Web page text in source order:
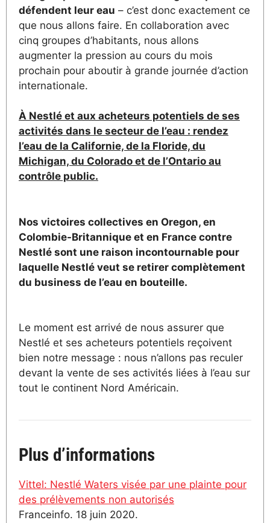
défendent leur eau – c’est donc exactement ce
que nous allons faire. En collaboration avec
cinq groupes d’habitants, nous allons
augmenter la pression au cours du mois
prochain pour aboutir à grande journée d’action
internationale.
À Nestlé et aux acheteurs potentiels de ses
activités dans le secteur de l’eau : rendez
l’eau de la Californie, de la Floride, du
Michigan, du Colorado et de l’Ontario au
contrôle public.
Nos victoires collectives en Oregon, en
Colombie-Britannique et en France contre
Nestlé sont une raison incontournable pour
laquelle Nestlé veut se retirer complètement
du business de l’eau en bouteille.
Le moment est arrivé de nous assurer que
Nestlé et ses acheteurs potentiels reçoivent
bien notre message : nous n’allons pas reculer
devant la vente de ses activités liées à l’eau sur
tout le continent Nord Américain.
Plus d’informations
Vittel: Nestlé Waters visée par une plainte pour
des prélèvements non autorisés
Franceinfo. 18 juin 2020.